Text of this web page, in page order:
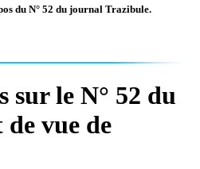
du N° 52 du journal Trazibule.
sur le N° 52 du
vue de